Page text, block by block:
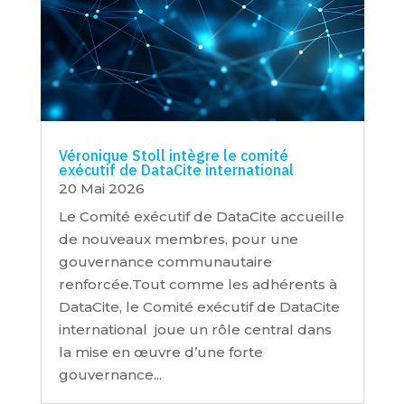
Véronique Stoll intègre le comité
exécutif de DataCite international
20 Mai 2026
Le Comité exécutif de DataCite accueille
de nouveaux membres, pour une
gouvernance communautaire
renforcée.Tout comme les adhérents à
DataCite, le Comité exécutif de DataCite
international joue un rôle central dans
la mise en œuvre d’une forte
gouvernance...